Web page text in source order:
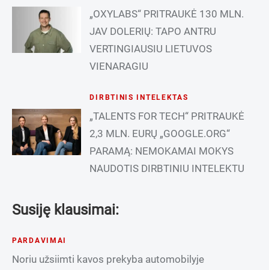
„OXYLABS“ PRITRAUKĖ 130 MLN.
JAV DOLERIŲ: TAPO ANTRU
VERTINGIAUSIU LIETUVOS
VIENARAGIU
DIRBTINIS INTELEKTAS
„TALENTS FOR TECH“ PRITRAUKĖ
2,3 MLN. EURŲ „GOOGLE.ORG“
PARAMĄ: NEMOKAMAI MOKYS
NAUDOTIS DIRBTINIU INTELEKTU
Susiję klausimai:
PARDAVIMAI
Noriu užsiimti kavos prekyba automobilyje